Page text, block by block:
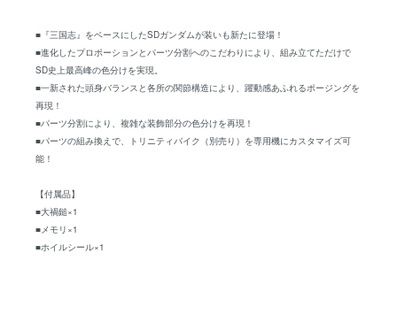
■『三国志』をベースにしたSDガンダムが装いも新たに登場！
■進化したプロポーションとパーツ分割へのこだわりにより、組み立てただけで
SD史上最高峰の色分けを実現。
■一新された頭身バランスと各所の関節構造により、躍動感あふれるポージングを
再現！
■パーツ分割により、複雑な装飾部分の色分けを再現！
■パーツの組み換えで、トリニティバイク（別売り）を専用機にカスタマイズ可
能！
【付属品】
■大禍鎚×1
■メモリ×1
■ホイルシール×1